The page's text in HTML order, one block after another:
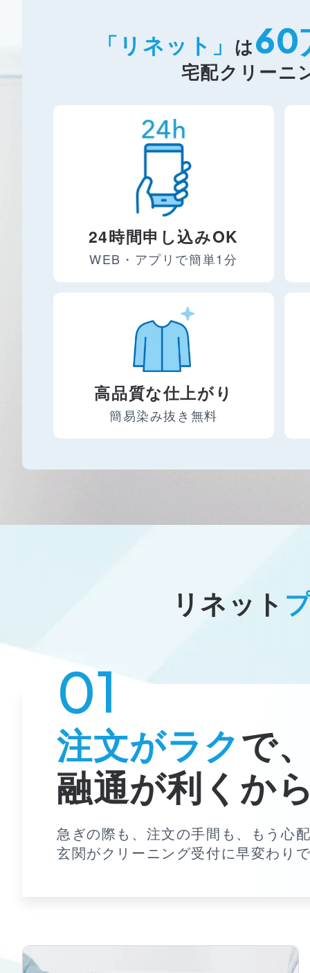
「リネット」 は60
宅配クリーニ
24時間申し込みOK
WEB・アプリで簡単1分
高品質な仕上がり
簡易染み抜き無料
リネット
注文がラクで
融通が利くか
急ぎの際も、注文の手間も、もう心
玄関がクリーニング受付に早変わり